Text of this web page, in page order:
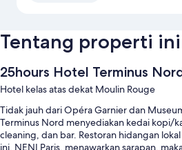
Tentang properti ini
25hours Hotel Terminus
Hotel kelas atas dekat Moulin Rouge
Tidak jauh dari Opéra Garnier dan
Terminus Nord menyediakan kedai kopi/
cleaning, dan bar. Restoran hidangan
ini, NENI Paris, menawarkan sarapan,